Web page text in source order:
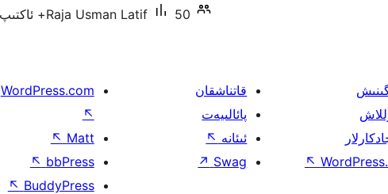
Raja Usman Latif 50+ ئاكتىپ ئورنىتىش
↖
قاتناشقان
پائالىيەت
ئىئانە ↖
Swag
↗
WordPress.com
↖
Matt
↖
bbPress
↖
BuddyPress
↖